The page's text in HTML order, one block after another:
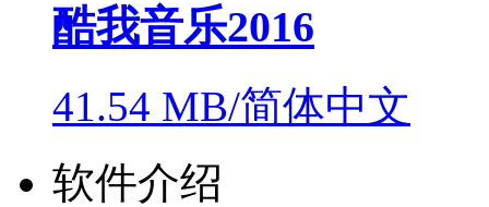
酷我音乐2016
41.54 MB/简体中文
软件介绍